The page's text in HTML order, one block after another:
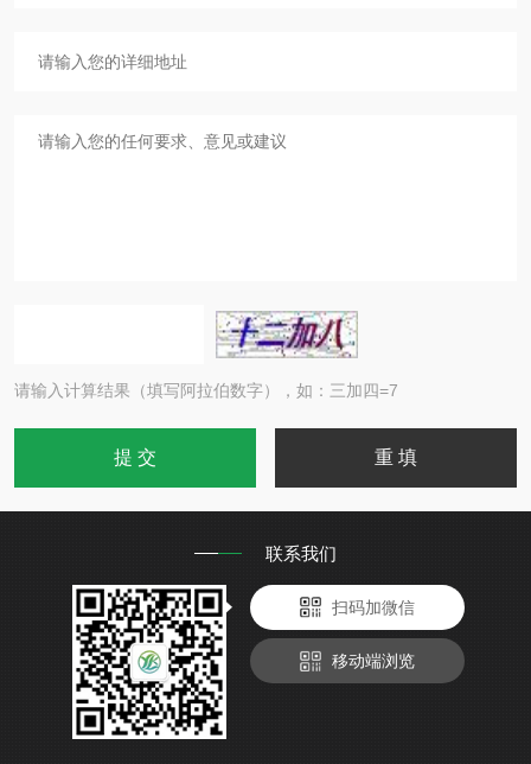
请输入计算结果（填写阿拉伯数字），如：三加四=7
联系我们
扫码加微信
移动端浏览